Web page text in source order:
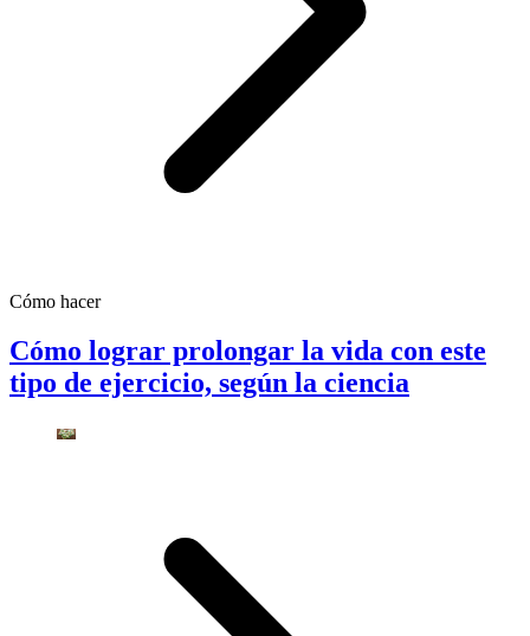
Cómo hacer
Cómo lograr prolongar la vida con este
tipo de ejercicio, según la ciencia